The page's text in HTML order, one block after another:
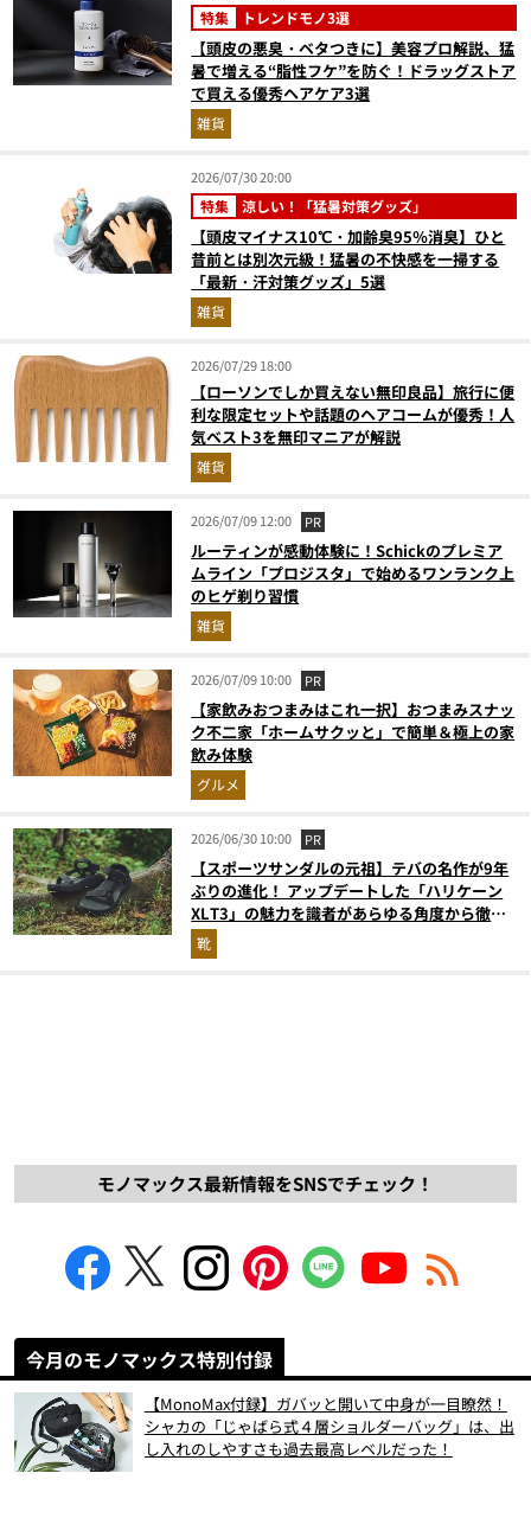
特集 トレンドモノ3選
【頭皮の悪臭・ベタつきに】美容プロ解説、猛
暑で増える“脂性フケ”を防ぐ！ドラッグストア
で買える優秀ヘアケア3選
雑貨
2026/07/30 20:00
特集 涼しい！「猛暑対策グッズ」
【頭皮マイナス10℃・加齢臭95％消臭】ひと
昔前とは別次元級！猛暑の不快感を一掃する
「最新・汗対策グッズ」5選
雑貨
2026/07/29 18:00
【ローソンでしか買えない無印良品】旅行に便
利な限定セットや話題のヘアコームが優秀！人
気ベスト3を無印マニアが解説
雑貨
2026/07/09 12:00 PR
ルーティンが感動体験に！Schickのプレミア
ムライン「プロジスタ」で始めるワンランク上
のヒゲ剃り習慣
雑貨
2026/07/09 10:00 PR
【家飲みおつまみはこれ一択】おつまみスナッ
ク不二家「ホームサクッと」で簡単＆極上の家
飲み体験
グルメ
2026/06/30 10:00 PR
【スポーツサンダルの元祖】テバの名作が9年
ぶりの進化！ アップデートした「ハリケーン
XLT3」の魅力を識者があらゆる角度から徹底
解説！
靴
モノマックス最新情報をSNSでチェック！
今月のモノマックス特別付録
【MonoMax付録】ガバッと開いて中身が一目瞭然！
シャカの「じゃばら式４層ショルダーバッグ」は、出
し入れのしやすさも過去最高レベルだった！